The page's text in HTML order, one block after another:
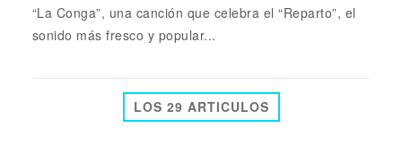
“La Conga”, una canción que celebra el “Reparto”, el
sonido más fresco y popular...
LOS 29 ARTICULOS